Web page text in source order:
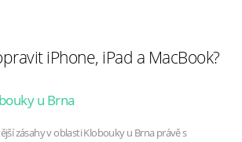
iPhone, iPad a MacBook?
u Brna
zásahy v oblasti Klobouky u Brna právě s